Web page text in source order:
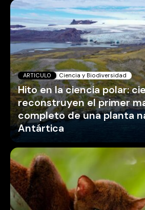
completo de una planta
Antártica
ARTICULO Medio Ambiente
La cercanía con las
enfermando a los felinos
Costa Rica